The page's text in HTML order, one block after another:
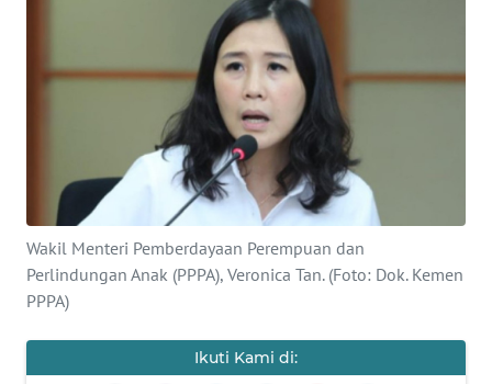
Wakil Menteri Pemberdayaan Perempuan dan
Perlindungan Anak (PPPA), Veronica Tan. (Foto: Dok. Kemen
PPPA)
Ikuti Kami di:
INTERNASIONAL
SERBA-SERBI
PENDIDIKAN